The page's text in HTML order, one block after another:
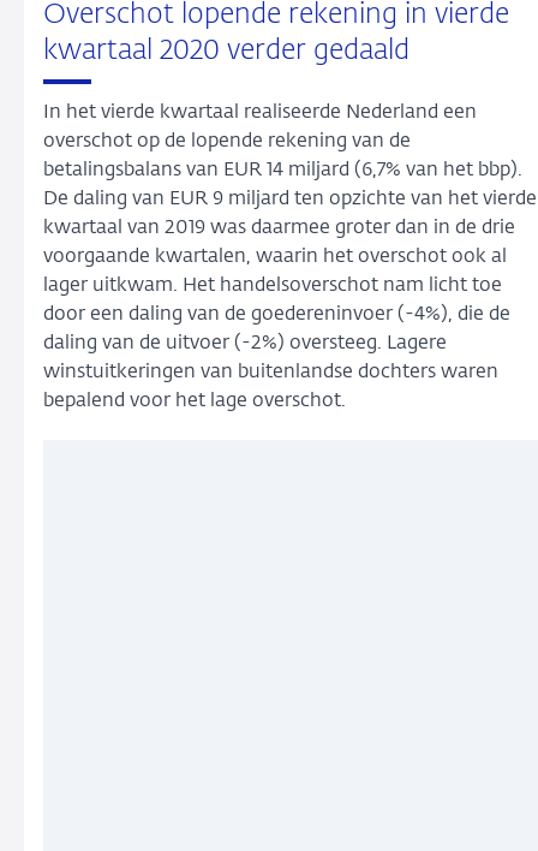
Overschot lopende rekening in vierde
kwartaal 2020 verder gedaald
In het vierde kwartaal realiseerde Nederland een
overschot op de lopende rekening van de
betalingsbalans van EUR 14 miljard (6,7% van het bbp).
De daling van EUR 9 miljard ten opzichte van het vierde
kwartaal van 2019 was daarmee groter dan in de drie
voorgaande kwartalen, waarin het overschot ook al
lager uitkwam. Het handelsoverschot nam licht toe
door een daling van de goedereninvoer (-4%), die de
daling van de uitvoer (-2%) oversteeg. Lagere
winstuitkeringen van buitenlandse dochters waren
bepalend voor het lage overschot.